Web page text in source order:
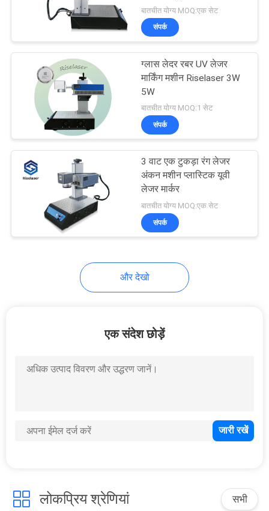
मशीन
बातचीत योग्य MOQ:एक सेट
संपर्क
ग्लास लेदर रबर UV लेजर
मार्किंग मशीन Riselaser 3W
5W
बातचीत योग्य MOQ:1 सेट
संपर्क
3 वाट एक टुकड़ा रंग लेजर
अंकन मशीन प्लास्टिक यूवी
लेजर मार्कर
बातचीत योग्य MOQ:एक सेट
संपर्क
और देखो
एक संदेश छोड़ें
लोकप्रिय श्रेणियां सभी